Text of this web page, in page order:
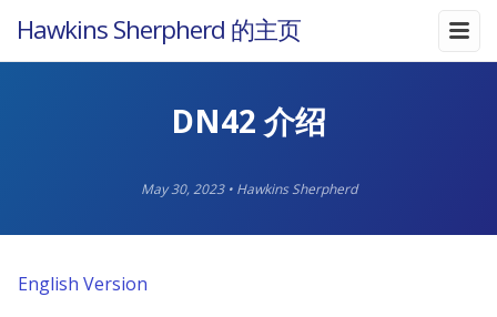
Hawkins Sherpherd 的主页
DN42 介绍
May 30, 2023 • Hawkins Sherpherd
English Version